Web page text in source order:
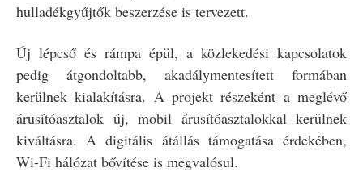
hulladékgyűjtők beszerzése is tervezett.
Új lépcső és rámpa épül, a közlekedési kapcsolatok
pedig átgondoltabb, akadálymentesített formában
kerülnek kialakításra. A projekt részeként a meglévő
árusítóasztalok új, mobil árusítóasztalokkal kerülnek
kiváltásra. A digitális átállás támogatása érdekében,
Wi-Fi hálózat bővítése is megvalósul.